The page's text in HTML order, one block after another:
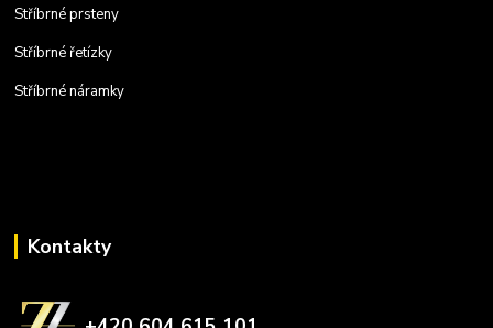
Stříbrné prsteny
Stříbrné řetízky
Stříbrné náramky
Kontakty